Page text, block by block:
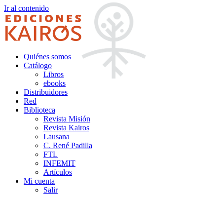
Ir al contenido
Quiénes somos
Catálogo
Libros
ebooks
Distribuidores
Red
Biblioteca
Revista Misión
Revista Kairos
Lausana
C. René Padilla
FTL
INFEMIT
Artículos
Mi cuenta
Salir